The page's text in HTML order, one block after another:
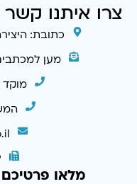
צרו איתנו
כתובת: היצירה 8 ראש העין – מתחם
מען למכתבים:
מוקד
המשרד:
מלאו